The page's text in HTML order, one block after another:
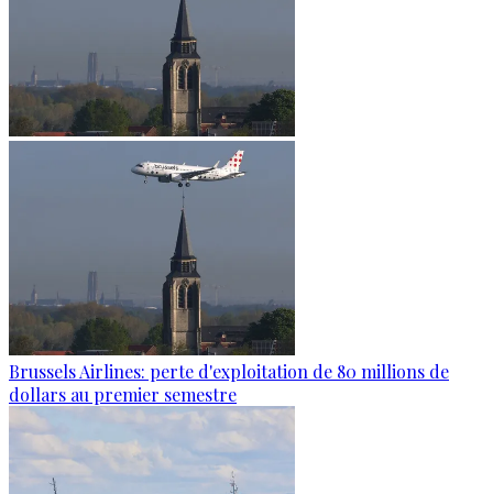
Brussels Airlines: perte d'exploitation de 80 millions de
dollars au premier semestre